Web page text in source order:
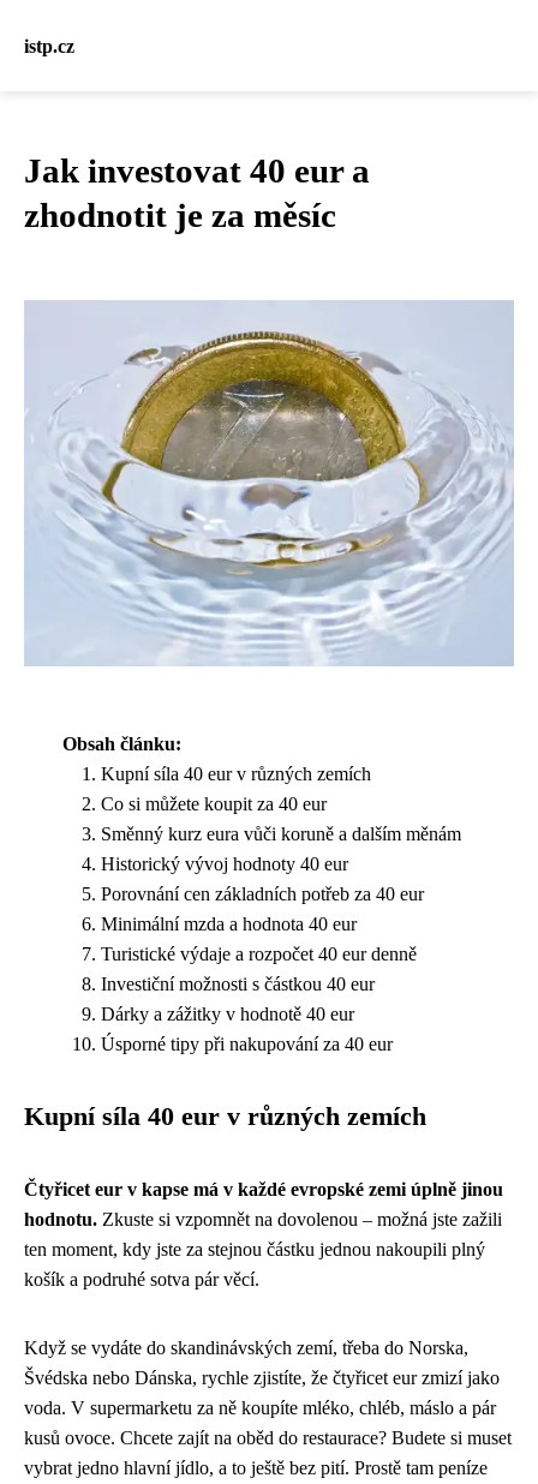
istp.cz
Jak investovat 40 eur a
zhodnotit je za měsíc
Obsah článku:
Kupní síla 40 eur v různých zemích
Co si můžete koupit za 40 eur
Směnný kurz eura vůči koruně a dalším měnám
Historický vývoj hodnoty 40 eur
Porovnání cen základních potřeb za 40 eur
Minimální mzda a hodnota 40 eur
Turistické výdaje a rozpočet 40 eur denně
Investiční možnosti s částkou 40 eur
Dárky a zážitky v hodnotě 40 eur
Úsporné tipy při nakupování za 40 eur
Kupní síla 40 eur v různých zemích
Čtyřicet eur v kapse má v každé evropské zemi úplně jinou
hodnotu. Zkuste si vzpomnět na dovolenou – možná jste zažili
ten moment, kdy jste za stejnou částku jednou nakoupili plný
košík a podruhé sotva pár věcí.
Když se vydáte do skandinávských zemí, třeba do Norska,
Švédska nebo Dánska, rychle zjistíte, že čtyřicet eur zmizí jako
voda. V supermarketu za ně koupíte mléko, chléb, máslo a pár
kusů ovoce. Chcete zajít na oběd do restaurace? Budete si muset
vybrat jedno hlavní jídlo, a to ještě bez pití. Prostě tam peníze